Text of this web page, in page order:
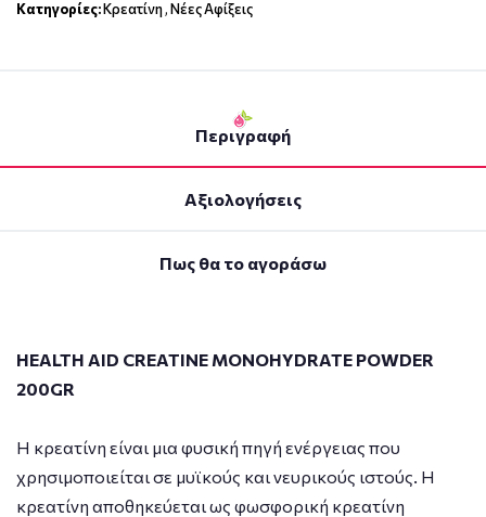
Κατηγορίες:Κρεατίνη,Νέες Αφίξεις
Περιγραφή
Αξιολογήσεις
Πως θα το αγοράσω
HEALTH AID CREATINE MONOHYDRATE POWDER
200GR
Η κρεατίνη είναι μια φυσική πηγή ενέργειας που
χρησιμοποιείται σε μυϊκούς και νευρικούς ιστούς. Η
κρεατίνη αποθηκεύεται ως φωσφορική κρεατίνη